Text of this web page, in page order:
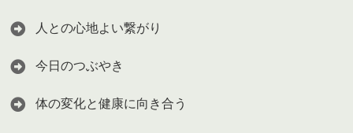
人との心地よい繋がり
今日のつぶやき
体の変化と健康に向き合う